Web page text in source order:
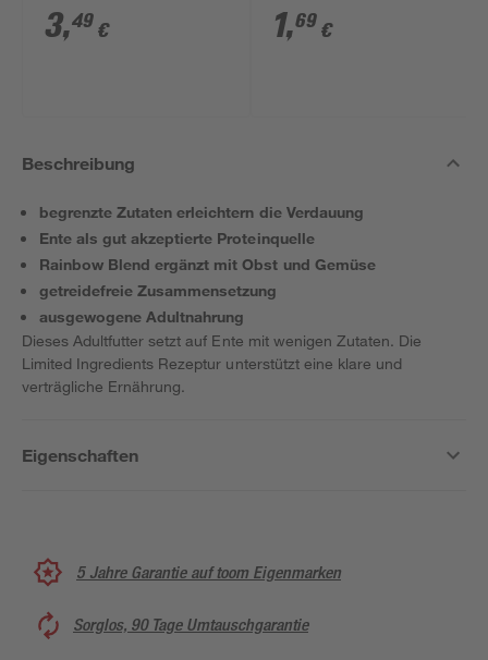
3,49 € 1,69 €
Beschreibung
begrenzte Zutaten erleichtern die Verdauung
Ente als gut akzeptierte Proteinquelle
Rainbow Blend ergänzt mit Obst und Gemüse
getreidefreie Zusammensetzung
ausgewogene Adultnahrung
Dieses Adultfutter setzt auf Ente mit wenigen Zutaten. Die
Limited Ingredients Rezeptur unterstützt eine klare und
verträgliche Ernährung.
Eigenschaften
5 Jahre Garantie auf toom Eigenmarken
Sorglos, 90 Tage Umtauschgarantie